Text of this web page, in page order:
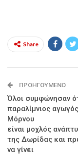
Share
ΠΡΟΗΓΟΎΜΕΝΟ
Όλοι συμφώνησαν
παραλίμνιος
Μόρνου
είναι μοχλός
της Δωρίδας και
να γίνει